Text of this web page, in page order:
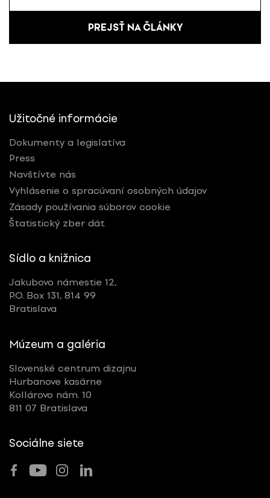
PREJSŤ NA ČLÁNKY
Užitočné informácie
Dokumenty a legislatíva
Press
Navštívte nás
Vyhlásenie o spracúvaní osobných údajov
Zásady používania súborov cookie
Štatistický zber dát
Sídlo a knižnica
Jakubovo námestie 12,
P.O. Box 131, 814 99
Bratislava
Múzeum a galéria
Slovenské centrum dizajnu
Hurbanove kasárne
Kollárovo nám. 10
811 07 Bratislava
Sociálne siete